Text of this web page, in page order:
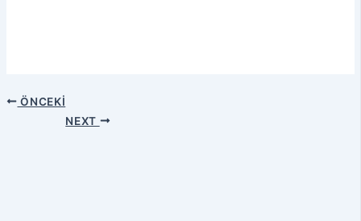
ÖNCEKI
NEXT